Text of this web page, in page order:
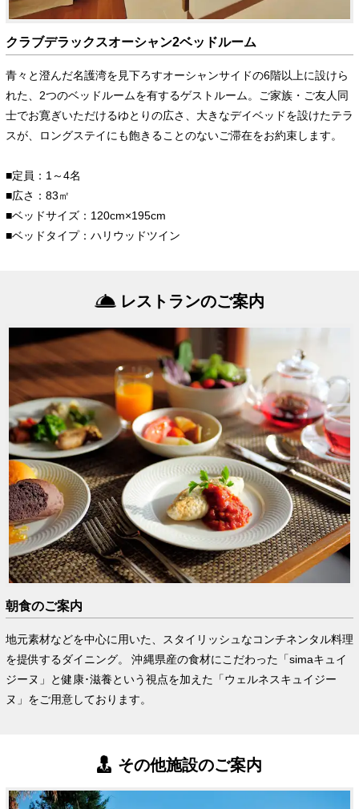
クラブデラックスオーシャン2ベッドルーム
青々と澄んだ名護湾を見下ろすオーシャンサイドの6階以上に設けら
れた、2つのベッドルームを有するゲストルーム。ご家族・ご友人同
士でお寛ぎいただけるゆとりの広さ、大きなデイベッドを設けたテラ
スが、ロングステイにも飽きることのないご滞在をお約束します。
■定員：1～4名
■広さ：83㎡
■ベッドサイズ：120cm×195cm
■ベッドタイプ：ハリウッドツイン
レストランのご案内
朝食のご案内
地元素材などを中心に用いた、スタイリッシュなコンチネンタル料理
を提供するダイニング。 沖縄県産の食材にこだわった「simaキュイ
ジーヌ」と健康･滋養という視点を加えた「ウェルネスキュイジー
ヌ」をご用意しております。
その他施設のご案内